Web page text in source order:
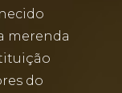
merenda
do